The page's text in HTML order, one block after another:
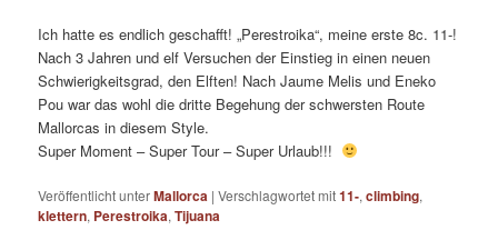
Ich hatte es endlich geschafft! „Perestroika“, meine erste 8c. 11-!
Nach 3 Jahren und elf Versuchen der Einstieg in einen neuen
Schwierigkeitsgrad, den Elften! Nach Jaume Melis und Eneko
Pou war das wohl die dritte Begehung der schwersten Route
Mallorcas in diesem Style.
Super Moment – Super Tour – Super Urlaub!!!
Veröffentlicht unterMallorca |Verschlagwortet mit11-,climbing,
klettern, Perestroika,Tijuana